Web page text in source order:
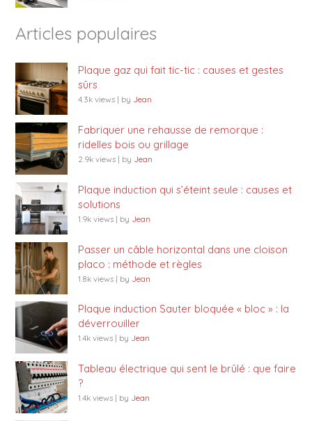
Articles populaires
Plaque gaz qui fait tic-tic : causes et gestes
sûrs
4.3k views | by Jean
Fabriquer une rehausse de remorque :
ridelles bois ou grillage
2.9k views | by Jean
Plaque induction qui s’éteint seule : causes et
solutions
1.9k views | by Jean
Passer un câble horizontal dans une cloison
placo : méthode et règles
1.8k views | by Jean
Plaque induction Sauter bloquée « bloc » : la
déverrouiller
1.4k views | by Jean
Tableau électrique qui sent le brûlé : que faire
?
1.4k views | by Jean